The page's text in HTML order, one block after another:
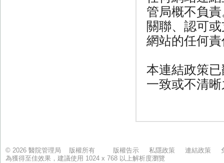
© 2026 醫院管理局 版權所有 版權告示 私隱政策 連結政策
為獲得至佳效果，建議使用 1024 x 768 以上解析度瀏覽